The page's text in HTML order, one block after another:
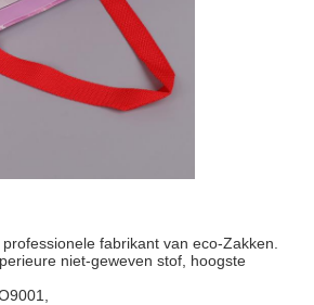
fabrikant van eco-Zakken.
niet-geweven stof, hoogste